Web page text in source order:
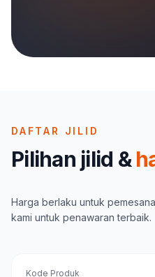
DAFTAR JILID
Pilihan jilid &
Harga berlaku untuk
kami untuk penawaran terbaik.
Kode Produk